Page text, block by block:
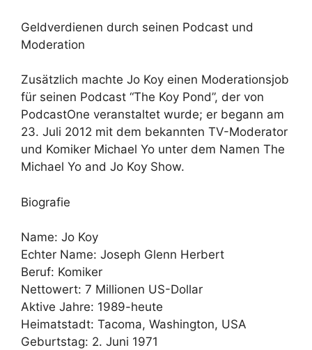
Geldverdienen durch seinen Podcast und
Moderation
Zusätzlich machte Jo Koy einen Moderationsjob
für seinen Podcast “The Koy Pond”, der von
PodcastOne veranstaltet wurde; er begann am
23. Juli 2012 mit dem bekannten TV-Moderator
und Komiker Michael Yo unter dem Namen The
Michael Yo and Jo Koy Show.
Biografie
Name: Jo Koy
Echter Name: Joseph Glenn Herbert
Beruf: Komiker
Nettowert: 7 Millionen US-Dollar
Aktive Jahre: 1989-heute
Heimatstadt: Tacoma, Washington, USA
Geburtstag: 2. Juni 1971